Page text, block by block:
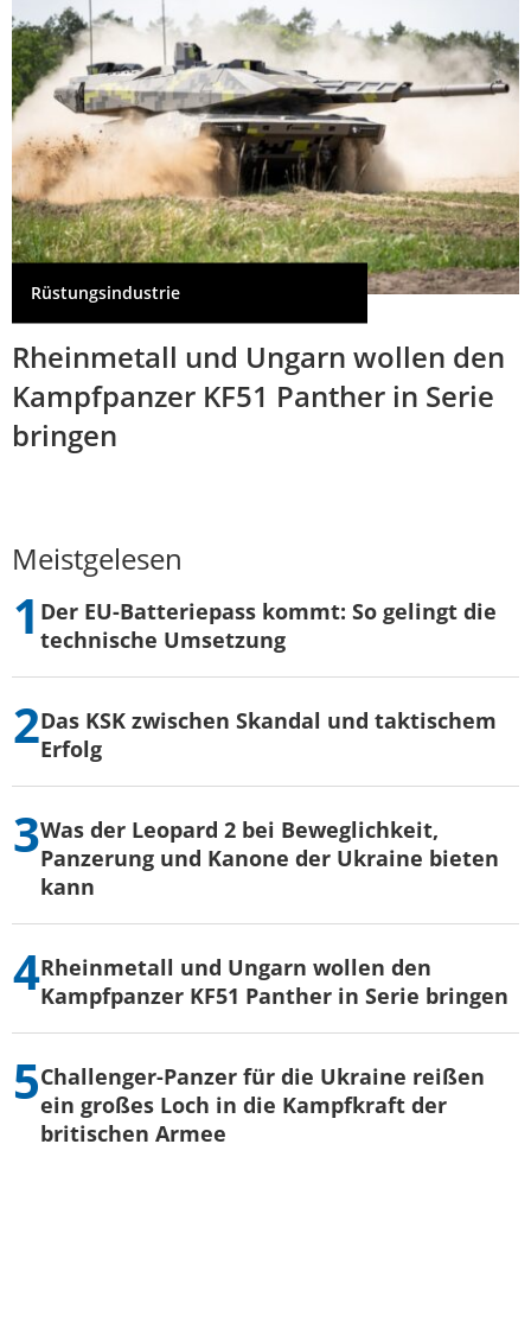
Rüstungsindustrie
Rheinmetall und Ungarn wollen den
Kampfpanzer KF51 Panther in Serie
bringen
Meistgelesen
Der EU-Batteriepass kommt: So gelingt die
technische Umsetzung
Das KSK zwischen Skandal und taktischem
Erfolg
Was der Leopard 2 bei Beweglichkeit,
Panzerung und Kanone der Ukraine bieten
kann
Rheinmetall und Ungarn wollen den
Kampfpanzer KF51 Panther in Serie bringen
Challenger-Panzer für die Ukraine reißen
ein großes Loch in die Kampfkraft der
britischen Armee